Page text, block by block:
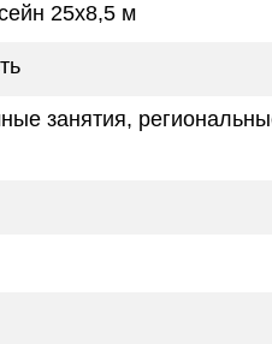
25х8,5 м
занятия,